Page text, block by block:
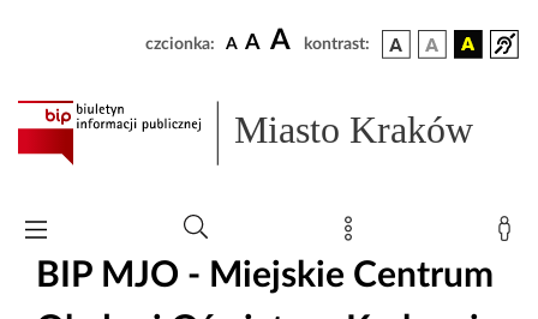
czcionka: A A A kontrast:
Miasto Kraków
BIP MJO - Miejskie Centrum